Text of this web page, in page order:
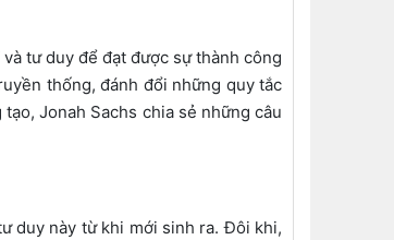
tư duy để đạt được sự thành công
thống, đánh đổi những quy tắc
Jonah Sachs chia sẻ những câu
duy này từ khi mới sinh ra. Đôi khi,